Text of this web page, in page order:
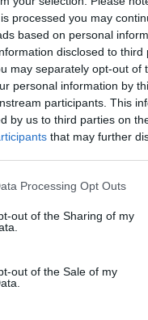
processed you may
based on personal
disclosed to third
may separately opt-out of
personal information by
participants. This
by us to third parties on
that may further
Processing Opt Outs
out of the Sharing of my
out of the Sale of my